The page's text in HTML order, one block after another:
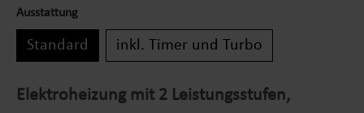
Ausstattung
Standard inkl. Timer und Turbo
Elektroheizung mit 2 Leistungsstufen,